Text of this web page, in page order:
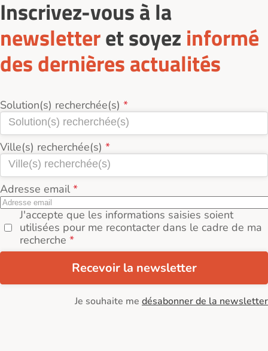
réel (loyer + services + charges incluses).
Inscrivez-vous à la
newsletteret soyez informé
des dernières actualités
Solution(s) recherchée(s)
Ville(s) recherchée(s)
Adresse email
J'accepte que les informations saisies soient
utilisées pour me recontacter dans le cadre de ma
recherche
Recevoir la newsletter
Je souhaite me désabonner de la newsletter